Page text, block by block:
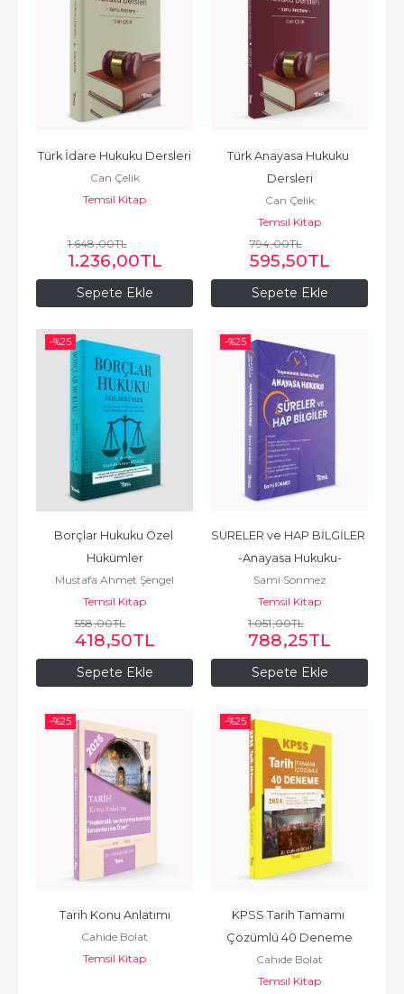
Sepete Ekle
Türk İdare Hukuku Dersleri
Can Çelik
Temsil Kitap
1.648,00TL
1.236,00TL
Sepete Ekle
Türk Anayasa Hukuku
Dersleri
Can Çelik
Temsil Kitap
794,00TL
595,50TL
-%25
Sepete Ekle
Borçlar Hukuku Özel
Hükümler
Mustafa Ahmet Şengel
Temsil Kitap
558,00TL
418,50TL
-%25
Sepete Ekle
SÜRELER ve HAP BİLGİLER
-Anayasa Hukuku-
Sami Sönmez
Temsil Kitap
1.051,00TL
788,25TL
-%25
Tarih Konu Anlatımı
Cahide Bolat
Temsil Kitap
-%25
KPSS Tarih Tamamı
Çözümlü 40 Deneme
Cahide Bolat
Temsil Kitap